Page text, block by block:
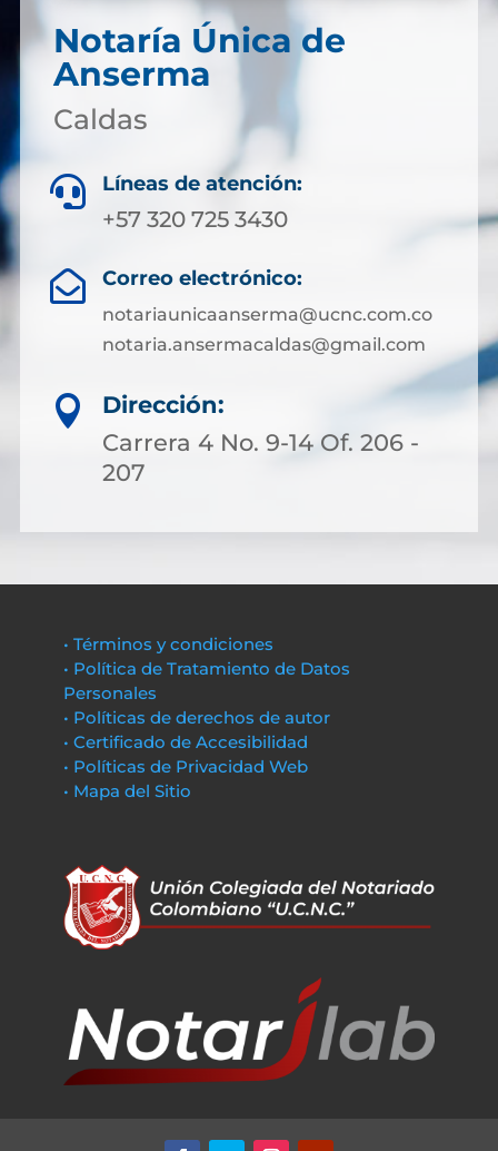
Notaría Única de
Anserma
Caldas
 Líneas de atención:
+57 320 725 3430
 Correo electrónico:
notariaunicaanserma@ucnc.com.co
notaria.ansermacaldas@gmail.com

Dirección:
Carrera 4 No. 9-14 Of. 206 -
207
• Términos y condiciones
• Política de Tratamiento de Datos
Personales
• Políticas de derechos de autor
• Certificado de Accesibilidad
• Políticas de Privacidad Web
• Mapa del Sitio